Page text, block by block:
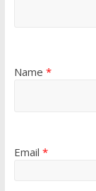
Name *
Email *